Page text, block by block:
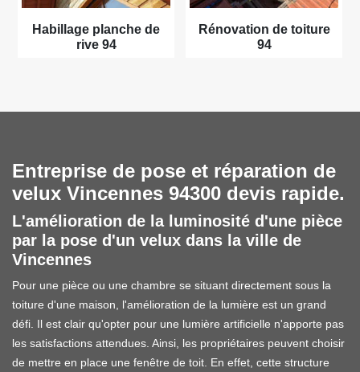
Habillage planche de
rive 94
Rénovation de toiture
94
Entreprise de pose et réparation de
velux Vincennes 94300 devis rapide.
L'amélioration de la luminosité d'une pièce
par la pose d'un velux dans la ville de
Vincennes
Pour une pièce ou une chambre se situant directement sous la
toiture d'une maison, l'amélioration de la lumière est un grand
défi. Il est clair qu'opter pour une lumière artificielle n'apporte pas
les satisfactions attendues. Ainsi, les propriétaires peuvent choisir
de mettre en place une fenêtre de toit. En effet, cette structure